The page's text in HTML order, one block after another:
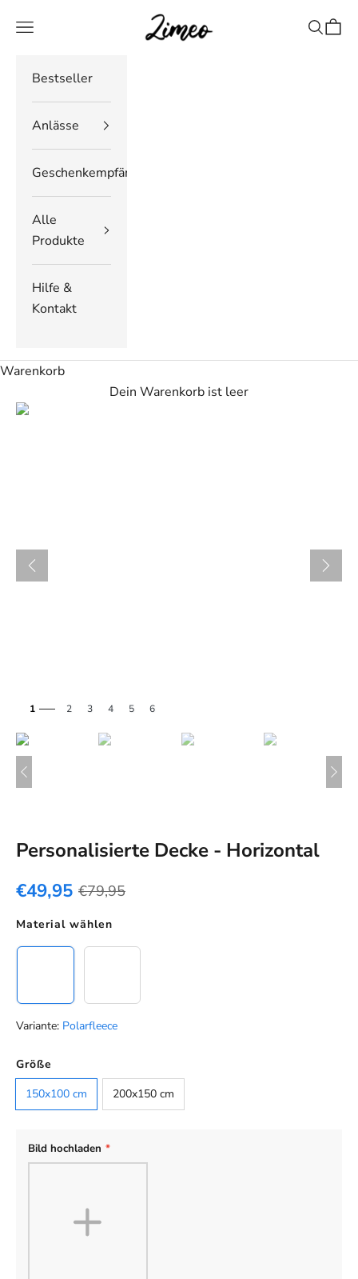
Zimeo Deutschland
Navigationsmenü öffnen Suche
Bestseller
Anlässe
Geschenkempfänger
Alle
Produkte
Hilfe &
Kontakt
Warenkorb
Dein Warenkorb ist leer
1 2 3 4 5 6
Personalisierte Decke - Horizontal
€49,95 €79,95
Material wählen
Variante: Polarfleece
Farbe
Default
Größe
150x100 cm
200x150 cm
Bild hochladen *